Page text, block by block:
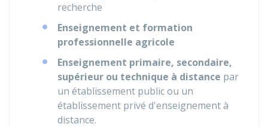
recherche
Enseignement et formation
professionnelle agricole
Enseignement primaire, secondaire,
supérieur ou technique à distance par
un établissement public ou un
établissement privé d'enseignement à
distance.